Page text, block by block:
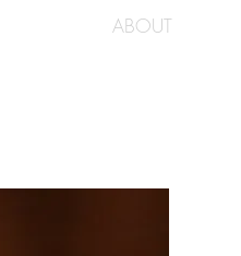
ABOUT